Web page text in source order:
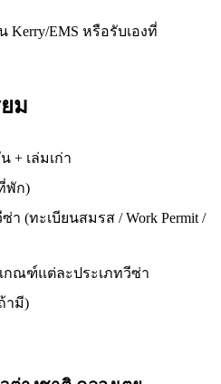
EMS หรือรับเองที่
ม
+ เล่มเก่า
พัก)
(ทะเบียนสมรส / Work Permit /
เกณฑ์แต่ละประเภทวีซ่า
ามี)